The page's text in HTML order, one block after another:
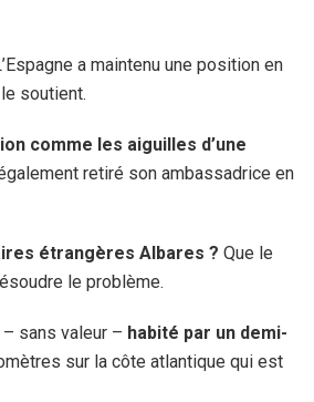
a maintenu une position en
soutient.
comme les aiguilles d’une
retiré son ambassadrice en
étrangères Albares ? Que le
le problème.
sans valeur – habité par un demi-
sur la côte atlantique qui est